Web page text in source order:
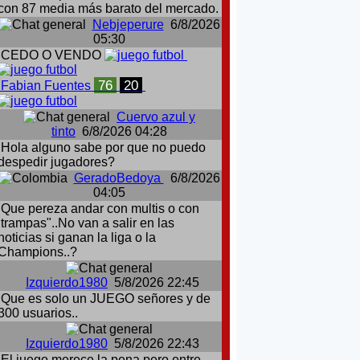
87 media más barato del mercado.
Nebjeperure6/8/2026
05:30
O VENDO
Fuentes 76 20
Cuervo azul y
tinto 6/8/2026 04:28
alguno sabe por que no puedo
jugadores?
GeradoBedoya
6/8/2026
04:05
pereza andar con multis o con
van a salir en las
si ganan la liga o la
Izquierdo1980 5/8/2026 22:45
es solo un JUEGO señores y de
usuarios..
Izquierdo1980 5/8/2026 22:43